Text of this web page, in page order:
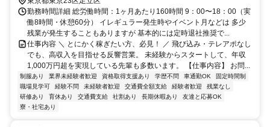
勤務時間詳細 総労働時間：1ヶ月あたり160時間 9：00〜18：00（実
働8時間・休憩60分） イレギュラー発生時やイベント月などは 多少
残業が発生することもありますが 基本的には定時退社推奨で...
仕事内容 ＼ とにかく稼ぎたい方、必見！ ／ 飛び込み・テレアポなし
でも、高収入を目指せる反響営業。 未経験からスタートして、年収
1,000万円超を実現している先輩も多数います。 【仕事内容】 お問...
制服あり 業界未経験者歓迎 資格取得支援あり 学歴不問 車通勤OK
固定時間制
職場見学可
経験不問 未経験者歓迎 交通費全額支給 経験者歓迎
残業なし
研修あり
育休あり 交通費支給 社割あり 長期休暇あり
友達と応募OK
寮・社宅あり